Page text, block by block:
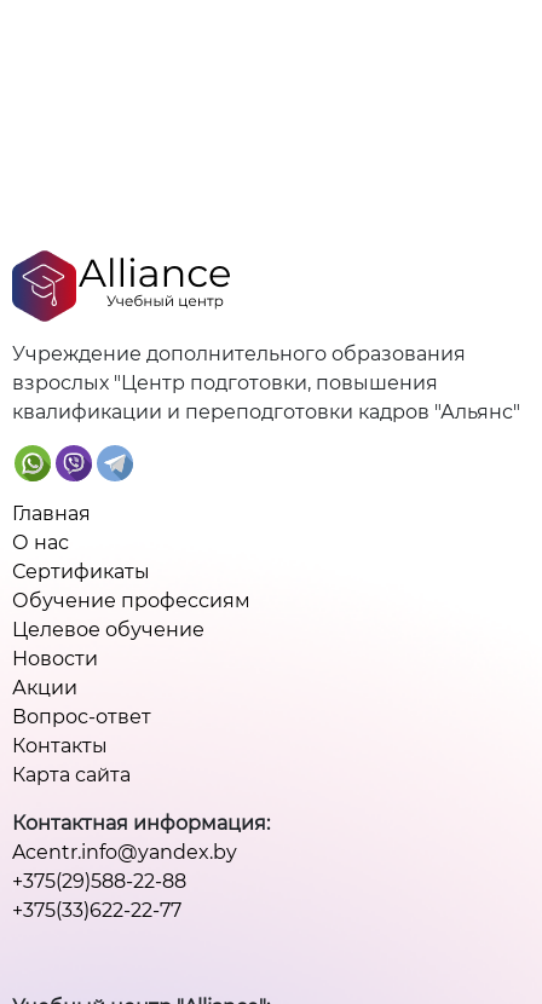
Учреждение дополнительного образования
взрослых "Центр подготовки, повышения
квалификации и переподготовки кадров "Альянс"
Главная
О нас
Сертификаты
Обучение профессиям
Целевое обучение
Новости
Акции
Вопрос-ответ
Контакты
Карта сайта
Контактная информация:
Acentr.info@yandex.by
+375(29)588-22-88
+375(33)622-22-77